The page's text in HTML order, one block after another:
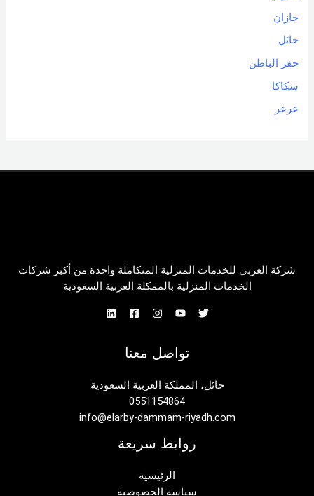
جازان
حائل
حفر الباطن
سكاكا
عرعر
شركة العربي للخدمات المنزلية المتكاملة واحدة من أكبر شركات
الخدمات المنزلية بالممكلة العربية السعودية
تواصل معنا
حائل، المملكة العربية السعودية
0551154864
info@elarby-dammam-riyadh.com
روابط سريعة
الرئيسية
سياسة الخصوصية